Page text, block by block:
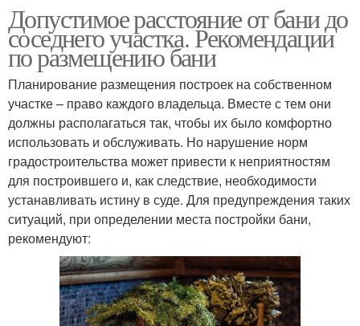
Допустимое расстояние от бани до
соседнего участка. Рекомендации
по размещению бани
Планирование размещения построек на собственном
участке – право каждого владельца. Вместе с тем они
должны располагаться так, чтобы их было комфортно
использовать и обслуживать. Но нарушение норм
градостроительства может привести к неприятностям
для построившего и, как следствие, необходимости
устанавливать истину в суде. Для предупреждения таких
ситуаций, при определении места постройки бани,
рекомендуют: